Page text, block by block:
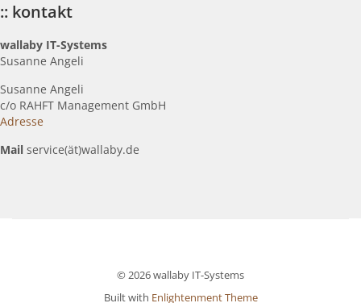
:: kontakt
wallaby IT-Systems
Susanne Angeli
Susanne Angeli
c/o RAHFT Management GmbH
Adresse
Mail service(ät)wallaby.de
© 2026 wallaby IT-Systems
Built with Enlightenment Theme